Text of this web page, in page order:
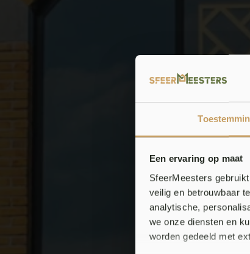
Een ervaring op maat
SfeerMeesters
veilig en betrouwbaar
analytische,
we onze diensten en
worden gedeeld met